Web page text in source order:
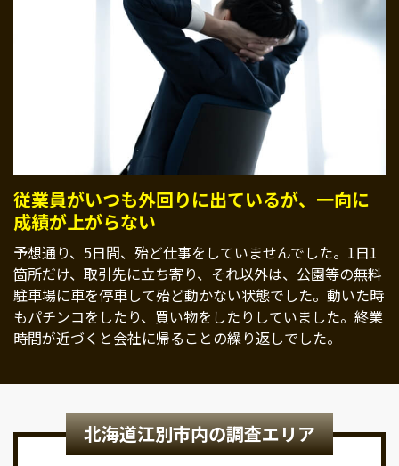
従業員がいつも外回りに出ているが、一向に
成績が上がらない
予想通り、5日間、殆ど仕事をしていませんでした。1日1
箇所だけ、取引先に立ち寄り、それ以外は、公園等の無料
駐車場に車を停車して殆ど動かない状態でした。動いた時
もパチンコをしたり、買い物をしたりしていました。終業
時間が近づくと会社に帰ることの繰り返しでした。
北海道江別市内の調査エリア